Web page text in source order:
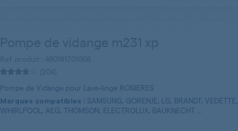
Pompe de Vidange pour Lave-linge ROSIERES
Marques compatibles : SAMSUNG, GORENJE, LG, BRANDT, VEDETTE,
WHIRLPOOL, AEG, THOMSON, ELECTROLUX, BAUKNECHT ...